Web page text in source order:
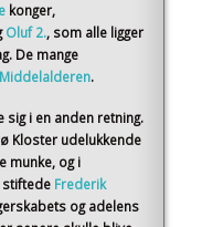
konger,
Oluf 2., som alle ligger
De mange
Middelalderen.
i en anden retning.
Kloster udelukkende
munke, og i
Frederik
og adelens